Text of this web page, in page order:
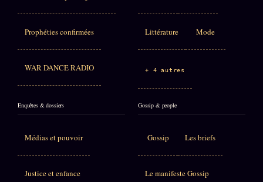
Prophéties confirmées
WAR DANCE RADIO
Littérature Mode
+ 4 autres
Enquêtes & dossiers
Médias et pouvoir
Justice et enfance
Gossip & people
Gossip Les briefs
Le manifeste Gossip